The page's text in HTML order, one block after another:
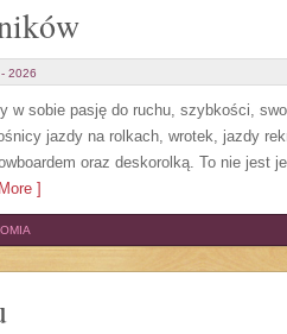
2026
w sobie pasję do ruchu, szybkości,
jazdy na rolkach, wrotek, jazdy
oraz deskorolką. To nie jest
]